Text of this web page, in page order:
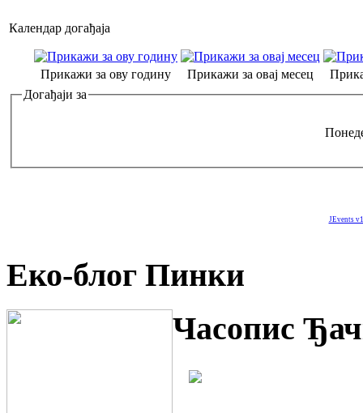
Календар догађаја
Прикажи за ову годину Прикажи за овај месец
Догађаји за
JEvents
Еко-блог Пинки
Часопис